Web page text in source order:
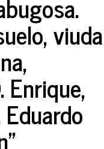
viuda
Enrique,